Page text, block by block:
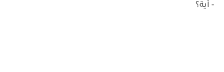
- أية؟